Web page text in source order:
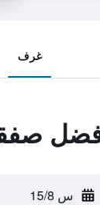
غرف
س 15/8